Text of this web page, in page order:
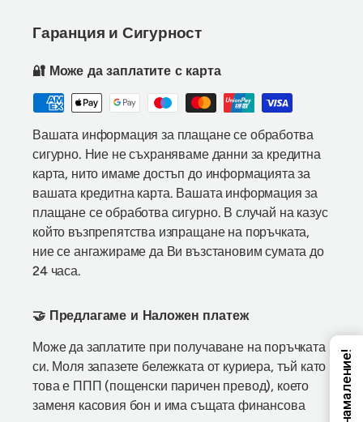
Гаранция и Сигурност
🔐 Може да заплатите с карта
Вашата информация за плащане се обработва
сигурно. Ние не съхраняваме данни за кредитна
карта, нито имаме достъп до информацията за
вашата кредитна карта. Вашата информация за
плащане се обработва сигурно. В случай на казус
който възпрепятства изпращане на поръчката,
ние се ангажираме да Ви възстановим сумата до
24 часа.
🤝 Предлагаме и Наложен платеж
Може да заплатите при получаване на поръчката
си. Моля запазете бележката от куриера, тъй като
това е ППП (пощенски паричен превод), което
заменя касовия бон и има същата финансова